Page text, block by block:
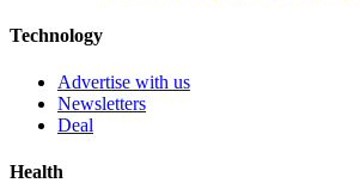
Technology
Advertise with us
Newsletters
Deal
Health